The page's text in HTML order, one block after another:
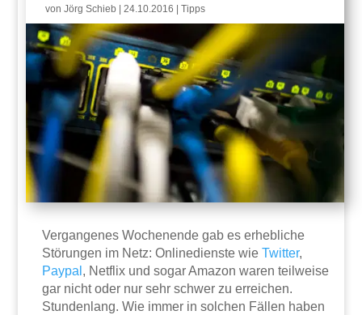
vonJörg Schieb |24.10.2016 |Tipps
Vergangenes Wochenende gab es erhebliche
Störungen im Netz: Onlinedienste wieTwitter,
Paypal , Netflix und sogar Amazon waren teilweise
gar nicht oder nur sehr schwer zu erreichen.
Stundenlang. Wie immer in solchen Fällen haben